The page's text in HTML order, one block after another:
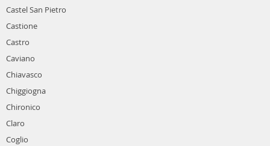
Castel San Pietro
Castione
Castro
Caviano
Chiavasco
Chiggiogna
Chironico
Claro
Coglio